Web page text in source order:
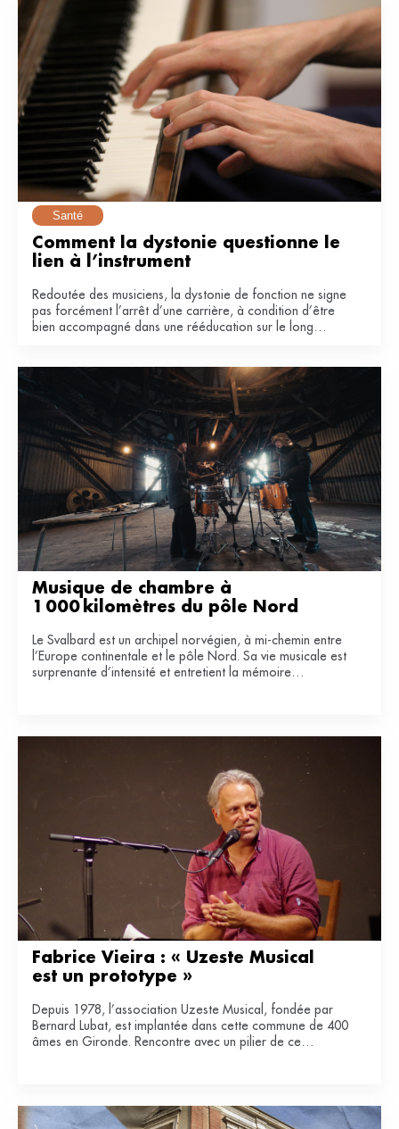
Santé
Comment la dystonie questionne le
lien à l’instrument
Redoutée des musiciens, la dystonie de fonction ne signe
pas forcément l’arrêt d’une carrière, à condition d’être
bien accompagné dans une rééducation sur le long
Musique de chambre à
1 000 kilomètres du pôle Nord
Le Svalbard est un archipel norvégien, à mi-chemin entre
l’Europe continentale et le pôle Nord. Sa vie musicale est
surprenante d’intensité et entretient la mémoire
Fabrice Vieira : « Uzeste Musical
est un prototype »
Depuis 1978, l’association Uzeste Musical, fondée par
Bernard Lubat, est implantée dans cette commune de 400
âmes en Gironde. Rencontre avec un pilier de ce